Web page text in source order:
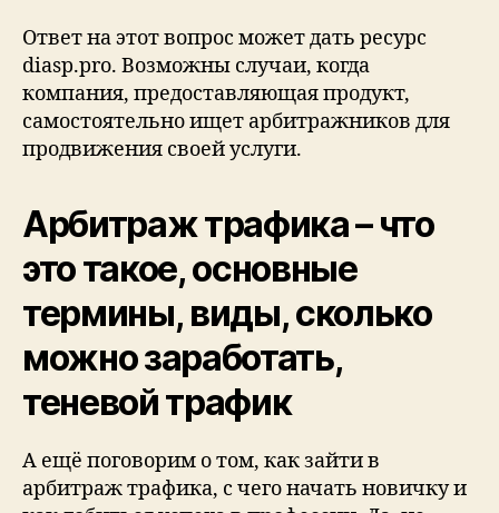
Ответ на этот вопрос может дать ресурс
diasp.pro. Возможны случаи, когда
компания, предоставляющая продукт,
самостоятельно ищет арбитражников для
продвижения своей услуги.
Арбитраж трафика – что
это такое, основные
термины, виды, сколько
можно заработать,
теневой трафик
А ещё поговорим о том, как зайти в
арбитраж трафика, с чего начать новичку и